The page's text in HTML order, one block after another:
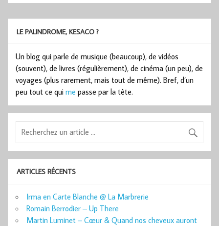
LE PALINDROME, KESACO ?
Un blog qui parle de musique (beaucoup), de vidéos
(souvent), de livres (régulièrement), de cinéma (un peu), de
voyages (plus rarement, mais tout de même). Bref, d’un
peu tout ce qui me passe par la tête.
ARTICLES RÉCENTS
Irma en Carte Blanche @ La Marbrerie
Romain Berrodier – Up There
Martin Luminet – Cœur & Quand nos cheveux auront